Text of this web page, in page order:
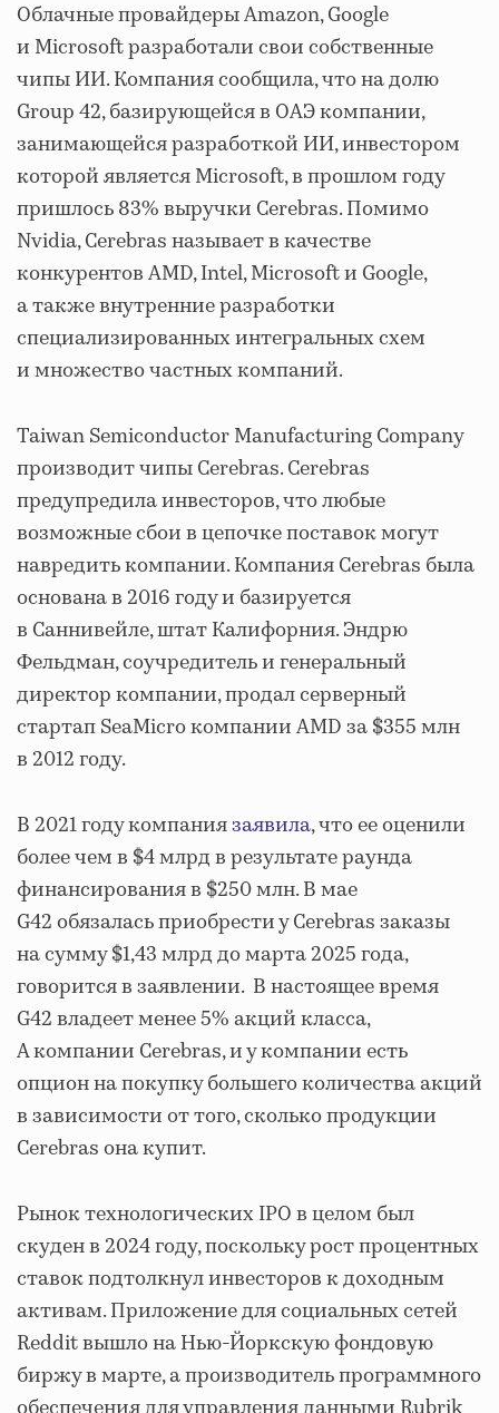
Облачные провайдеры Amazon, Google
и Microsoft разработали свои собственные
чипы ИИ. Компания сообщила, что на долю
Group 42, базирующейся в ОАЭ компании,
занимающейся разработкой ИИ, инвестором
которой является Microsoft, в прошлом году
пришлось 83% выручки Cerebras. Помимо
Nvidia, Cerebras называет в качестве
конкурентов AMD, Intel, Microsoft и Google,
а также внутренние разработки
специализированных интегральных схем
и множество частных компаний.
Taiwan Semiconductor Manufacturing Company
производит чипы Cerebras. Cerebras
предупредила инвесторов, что любые
возможные сбои в цепочке поставок могут
навредить компании. Компания Cerebras была
основана в 2016 году и базируется
в Саннивейле, штат Калифорния. Эндрю
Фельдман, соучредитель и генеральный
директор компании, продал серверный
стартап SeaMicro компании AMD за $355 млн
в 2012 году.
В 2021 году компаниязаявила, что ее оценили
более чем в $4 млрд в результате раунда
финансирования в $250 млн. В мае
G42 обязалась приобрести у Cerebras заказы
на сумму $1,43 млрд до марта 2025 года,
говорится в заявлении. В настоящее время
G42 владеет менее 5% акций класса,
А компании Cerebras, и у компании есть
опцион на покупку большего количества акций
в зависимости от того, сколько продукции
Cerebras она купит.
Рынок технологических IPO в целом был
скуден в 2024 году, поскольку рост процентных
ставок подтолкнул инвесторов к доходным
активам. Приложение для социальных сетей
Reddit вышло на Нью-Йоркскую фондовую
биржу в марте, а производитель программного